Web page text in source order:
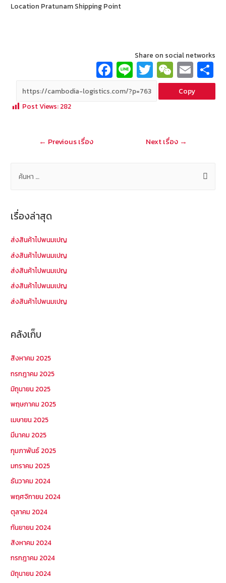
Location Pratunam Shipping Point
Share on social networks
Fa
ce
b
Li
n
e
T
wi
tt
W
e
C
at
E
m
ai
Copy
Post Views: 282
แนะแนว
← Previous เรื่อง Next เรื่อง →
ห
รั
เรื่องล่าสุด
ส่งสินค้าไปพนมเปญ
ส่งสินค้าไปพนมเปญ
ส่งสินค้าไปพนมเปญ
ส่งสินค้าไปพนมเปญ
ส่งสินค้าไปพนมเปญ
คลังเก็บ
สิงหาคม 2025
กรกฎาคม 2025
มิถุนายน 2025
พฤษภาคม 2025
เมษายน 2025
มีนาคม 2025
กุมภาพันธ์ 2025
มกราคม 2025
ธันวาคม 2024
พฤศจิกายน 2024
ตุลาคม 2024
กันยายน 2024
สิงหาคม 2024
กรกฎาคม 2024
มิถุนายน 2024